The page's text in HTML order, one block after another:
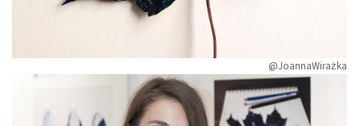
@JoannaWirażka